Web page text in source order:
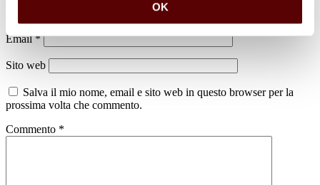
OK
Email*
Sito web
Salva il mio nome, email e sito web in questo browser per la
prossima volta che commento.
Commento *